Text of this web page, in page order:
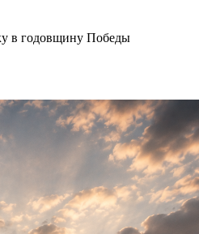
в годовщину Победы